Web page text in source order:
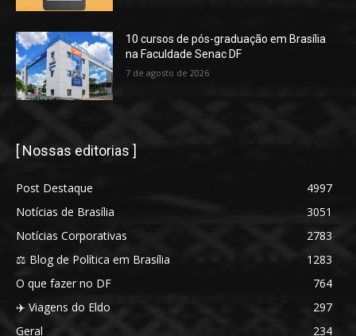
10 cursos de pós-graduação em Brasília
na Faculdade Senac DF
7 de agosto de 2026
[ Nossas editorias ]
Post Destaque
4997
Notícias de Brasília
3051
Notícias Corporativas
2783
⚖️ Blog de Política em Brasília
1283
O que fazer no DF
764
✈️ Viagens do Eldo
297
Geral
234